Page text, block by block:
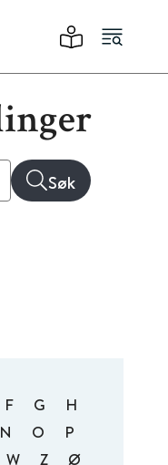
Søk
F G
H
N O
P
W Z Ø